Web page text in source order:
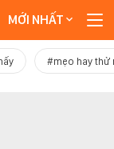
MỚI NHẤT
#mẹo hay thử